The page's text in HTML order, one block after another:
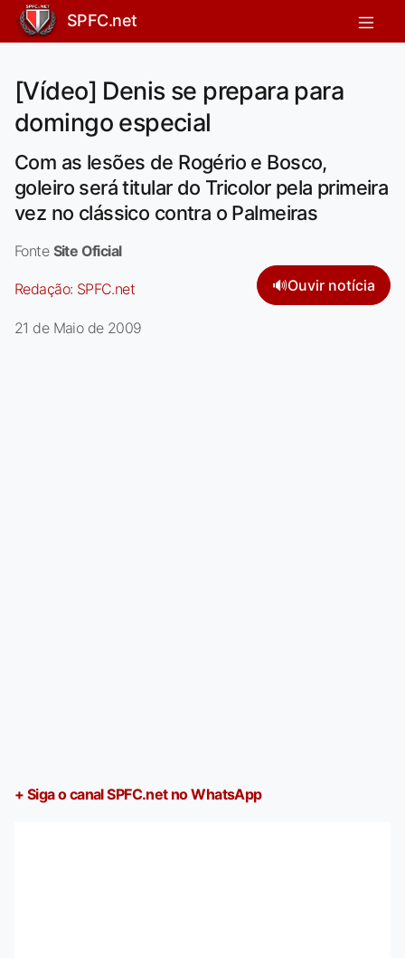
SPFC.net
[Vídeo] Denis se prepara para
domingo especial
Com as lesões de Rogério e Bosco,
goleiro será titular do Tricolor pela primeira
vez no clássico contra o Palmeiras
Fonte Site Oficial
Redação: SPFC.net 🔊Ouvir notícia
21 de Maio de 2009
+ Siga o canal SPFC.net no WhatsApp